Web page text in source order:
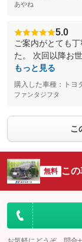
あやね
5.0
ご案内がとても
た。 次回以降お
もっと見る
購入した車種：トヨ
ファンタジフタ
こ
無料 こ